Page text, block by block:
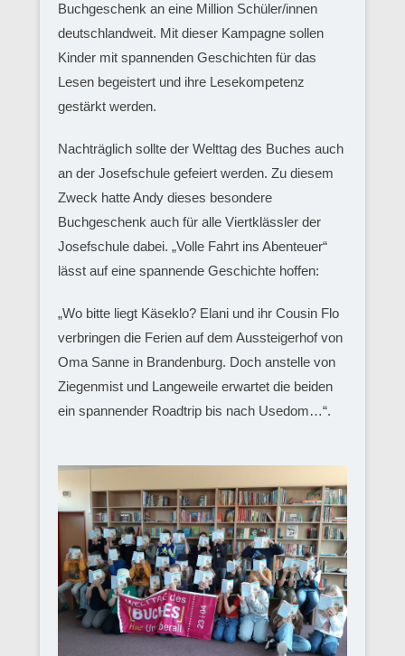
Buchgeschenk an eine Million Schüler/innen
deutschlandweit. Mit dieser Kampagne sollen
Kinder mit spannenden Geschichten für das
Lesen begeistert und ihre Lesekompetenz
gestärkt werden.
Nachträglich sollte der Welttag des Buches auch
an der Josefschule gefeiert werden. Zu diesem
Zweck hatte Andy dieses besondere
Buchgeschenk auch für alle Viertklässler der
Josefschule dabei. „Volle Fahrt ins Abenteuer“
lässt auf eine spannende Geschichte hoffen:
„Wo bitte liegt Käseklo? Elani und ihr Cousin Flo
verbringen die Ferien auf dem Aussteigerhof von
Oma Sanne in Brandenburg. Doch anstelle von
Ziegenmist und Langeweile erwartet die beiden
ein spannender Roadtrip bis nach Usedom…“.